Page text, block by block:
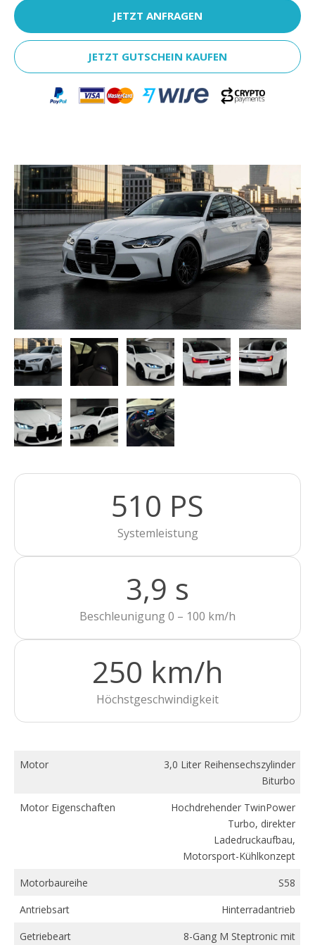
JETZT ANFRAGEN
JETZT GUTSCHEIN KAUFEN
510 PS
Systemleistung
3,9 s
Beschleunigung 0 – 100 km/h
250 km/h
Höchstgeschwindigkeit
Motor
3,0 Liter Reihensechszylinder
Biturbo
Motor Eigenschaften
Hochdrehender TwinPower
Turbo, direkter
Ladedruckaufbau,
Motorsport-Kühlkonzept
Motorbaureihe
S58
Antriebsart
Hinterradantrieb
Getriebeart
8-Gang M Steptronic mit